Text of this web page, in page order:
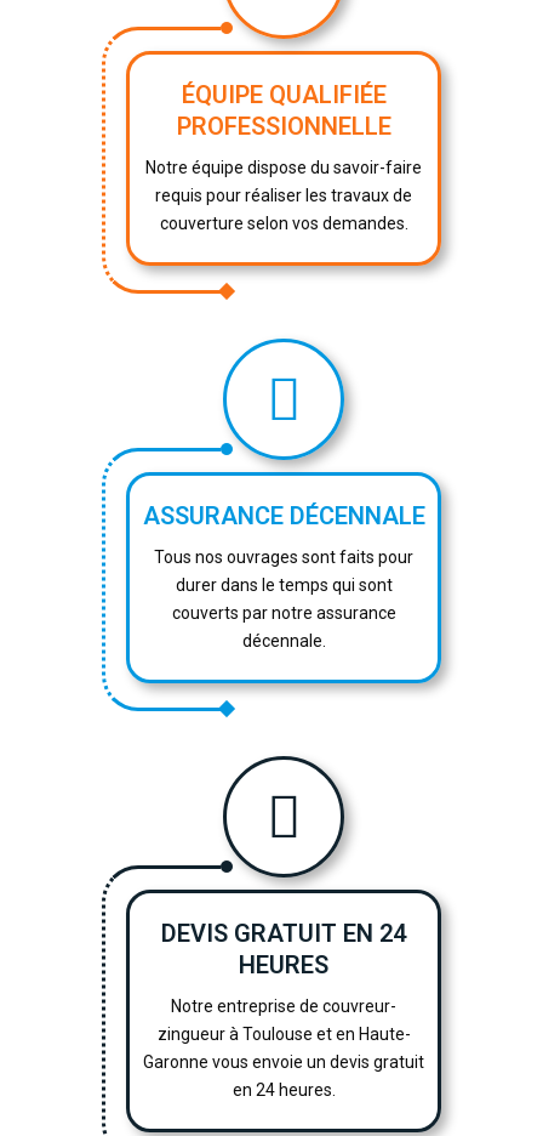
ÉQUIPE QUALIFIÉE
PROFESSIONNELLE
Notre équipe dispose du savoir-faire
requis pour réaliser les travaux de
couverture selon vos demandes.
ASSURANCE DÉCENNALE
Tous nos ouvrages sont faits pour
durer dans le temps qui sont
couverts par notre assurance
décennale.
DEVIS GRATUIT EN 24
HEURES
Notre entreprise de couvreur-
zingueur à Toulouse et en Haute-
Garonne vous envoie un devis gratuit
en 24 heures.